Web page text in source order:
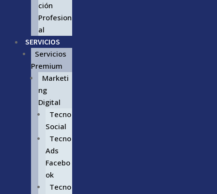
ción
Profesion
al
SERVICIOS
Servicios
Premium
Marketi
ng
Digital
Tecno
Social
Tecno
Ads
Facebo
ok
Tecno